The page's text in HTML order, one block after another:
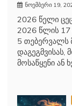
ნოემბერი 19,
2026 წელი
2026 წლის
5 თებერვალს
მოსაწყენი ან